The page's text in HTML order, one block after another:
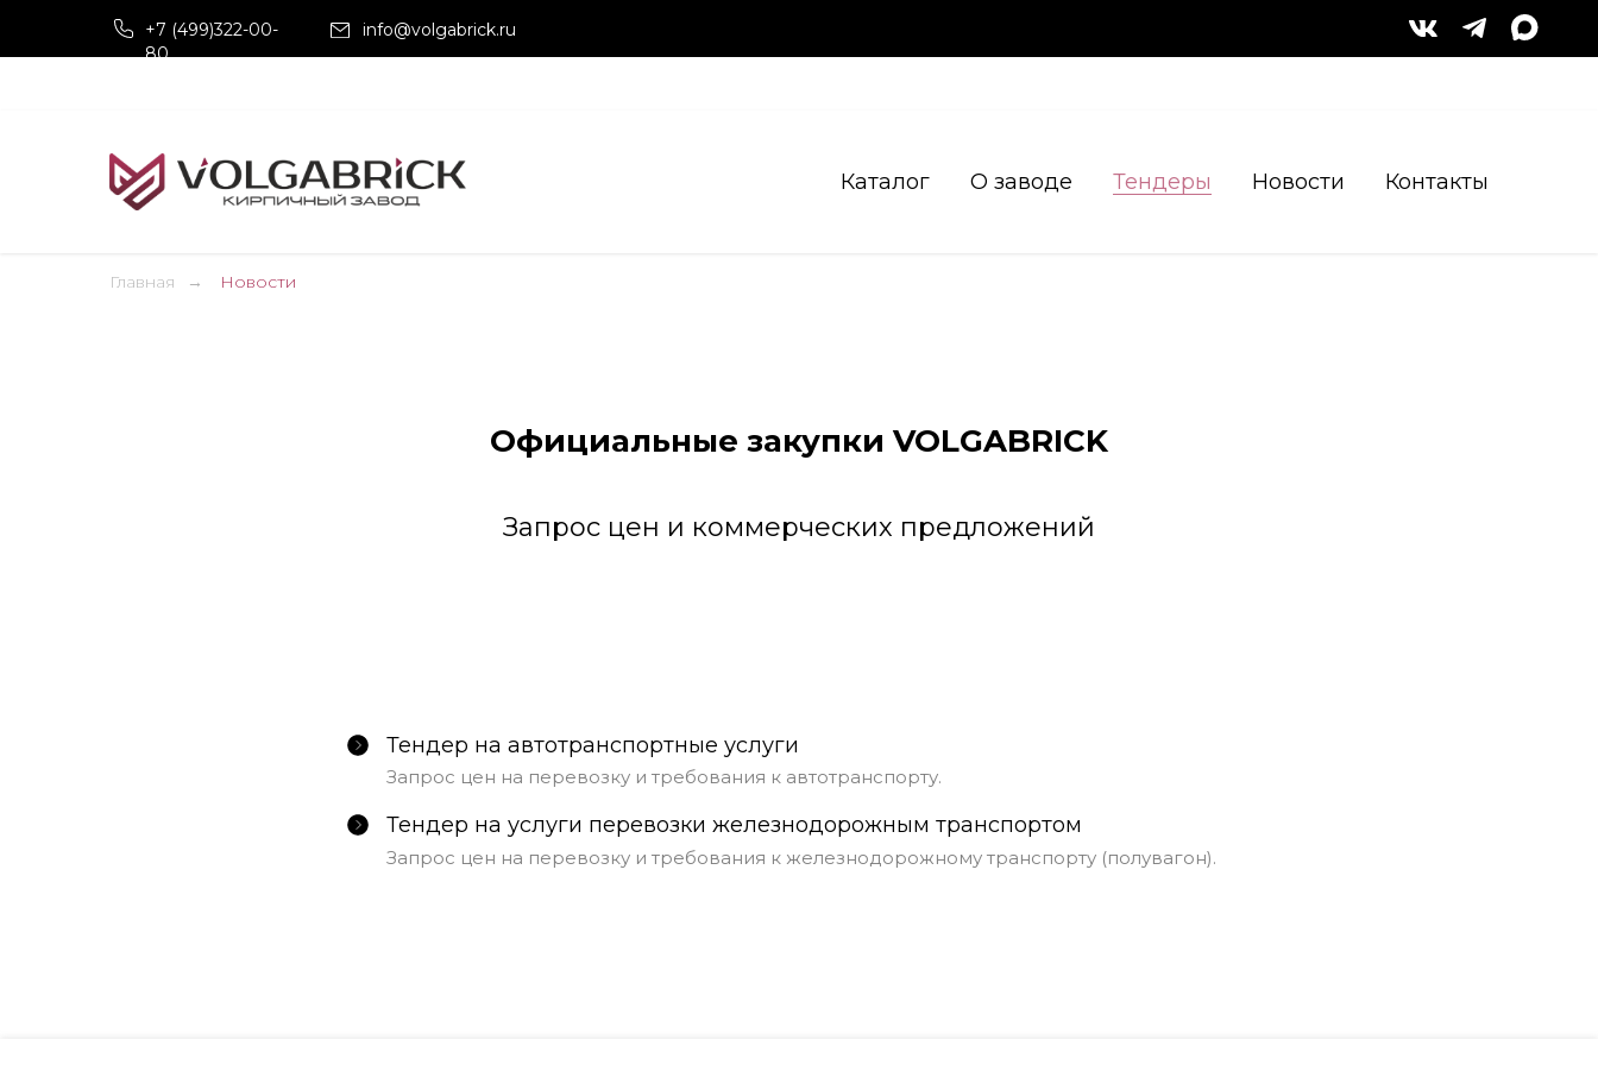
+7 (499)322-00-
80
info@volgabrick.ru
Каталог О заводе Тендеры Новости Контакты
Главная → Новости
Официальные закупки VOLGABRICK
Запрос цен и коммерческих предложений
Тендер на автотранспортные услуги
Запрос цен на перевозку и требования к автотранспорту.
Тендер на услуги перевозки железнодорожным транспортом
Запрос цен на перевозку и требования к железнодорожному транспорту (полувагон).